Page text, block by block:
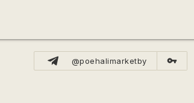
@poehalimarketby vpn_key